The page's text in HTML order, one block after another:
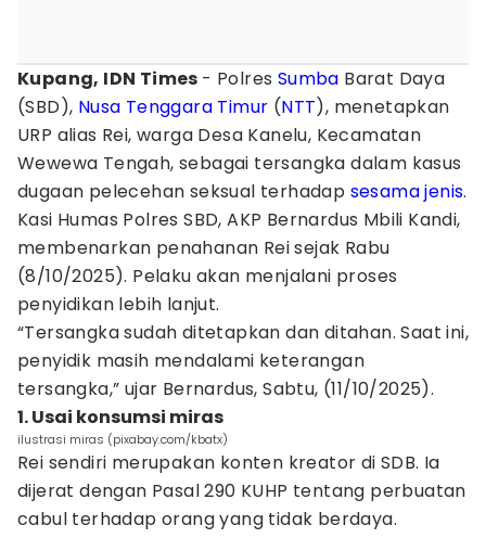
Kupang, IDN Times - Polres Sumba Barat Daya
(SBD), Nusa Tenggara Timur (NTT), menetapkan
URP alias Rei, warga Desa Kanelu, Kecamatan
Wewewa Tengah, sebagai tersangka dalam kasus
dugaan pelecehan seksual terhadap sesama jenis.
Kasi Humas Polres SBD, AKP Bernardus Mbili Kandi,
membenarkan penahanan Rei sejak Rabu
(8/10/2025). Pelaku akan menjalani proses
penyidikan lebih lanjut.
“Tersangka sudah ditetapkan dan ditahan. Saat ini,
penyidik masih mendalami keterangan
tersangka,” ujar Bernardus, Sabtu, (11/10/2025).
1. Usai konsumsi miras
ilustrasi miras (pixabay.com/kbatx)
Rei sendiri merupakan konten kreator di SDB. Ia
dijerat dengan Pasal 290 KUHP tentang perbuatan
cabul terhadap orang yang tidak berdaya.